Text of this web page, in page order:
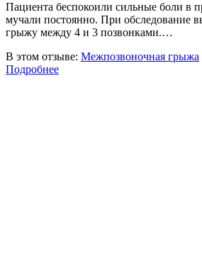
Пациента беспокоили сильные боли в
мучали постоянно. При обследование
грыжу между 4 и 3 позвонками.…
В этом отзыве: Межпозвоночная грыжа
Подробнее